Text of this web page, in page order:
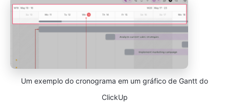
Um exemplo do cronograma em um gráfico de Gantt do
ClickUp